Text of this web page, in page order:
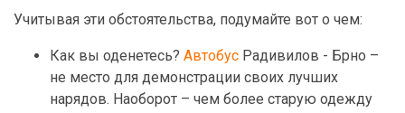
Учитывая эти обстоятельства, подумайте вот о чем:
Как вы оденетесь? Автобус Радивилов - Брно –
не место для демонстрации своих лучших
нарядов. Наоборот – чем более старую одежду